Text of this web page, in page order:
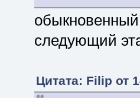
обыкновенный
следующий
Цитата: Filip от